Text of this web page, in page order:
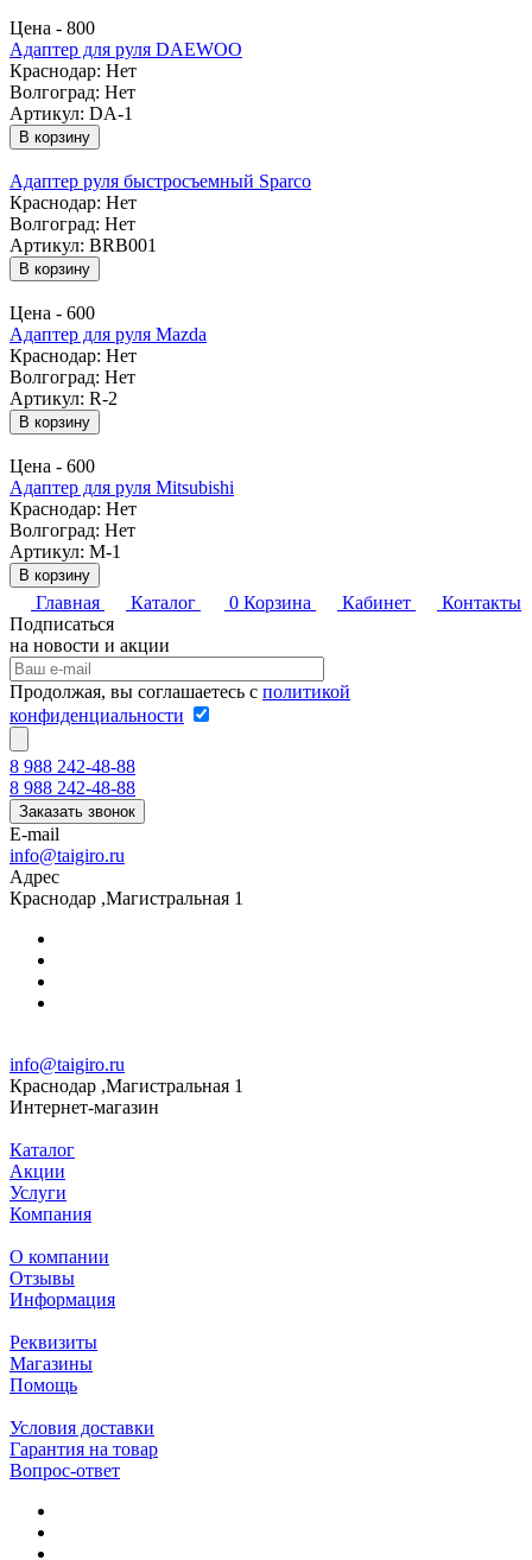
Цена - 800
Адаптер для руля DAEWOO
Краснодар: Нет
Волгоград: Нет
Артикул: DA-1
В корзину
Адаптер руля быстросъемный Sparco
Краснодар: Нет
Волгоград: Нет
Артикул: BRB001
В корзину
Цена - 600
Адаптер для руля Mazda
Краснодар: Нет
Волгоград: Нет
Артикул: R-2
В корзину
Цена - 600
Адаптер для руля Mitsubishi
Краснодар: Нет
Волгоград: Нет
Артикул: M-1
В корзину
Главная Каталог 0 Корзина Кабинет
Контакты
Подписаться
на новости и акции
Продолжая, вы соглашаетесь с политикой
конфиденциальности
8 988 242-48-88
8 988 242-48-88
Заказать звонок
E-mail
info@taigiro.ru
Адрес
Краснодар ,Магистральная 1
info@taigiro.ru
Краснодар ,Магистральная 1
Интернет-магазин
Каталог
Акции
Услуги
Компания
О компании
Отзывы
Информация
Реквизиты
Магазины
Помощь
Условия доставки
Гарантия на товар
Вопрос-ответ